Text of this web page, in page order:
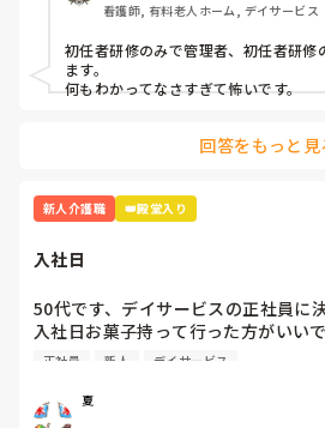
看護師, 有料老人ホーム, デイサービス
初任者研修のみで管理者、初任者研修
ます。
何もわかってなさすぎて怖いです。
回答をもっと見
新人介護職 👑殿堂入り
入社日
50代です、デイサービスの正社員に
入社日お菓子持って行った方がいい
介護職経験は、デイケア、グループ
せてくださいませ
正社員 新人 デイサービス
夏